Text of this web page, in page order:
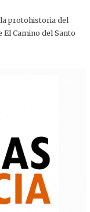
la protohistoria del
Camino del Santo